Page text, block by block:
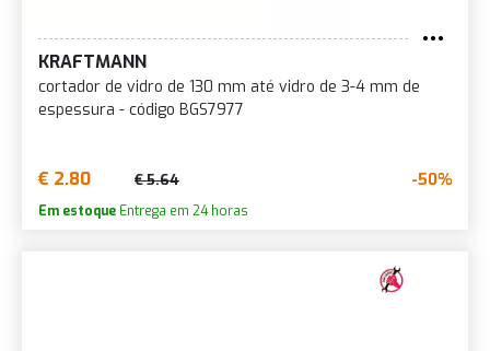
KRAFTMANN
cortador de vidro de 130 mm até vidro de 3-4 mm de
espessura - código BGS7977
€ 2.80 € 5.64 -50%
Em estoque Entrega em 24 horas